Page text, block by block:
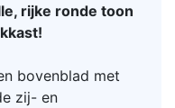
rijke ronde toon
bovenblad met
zij- en